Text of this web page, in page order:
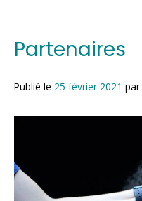
Partenaires
Publié le 25 février 2021 par